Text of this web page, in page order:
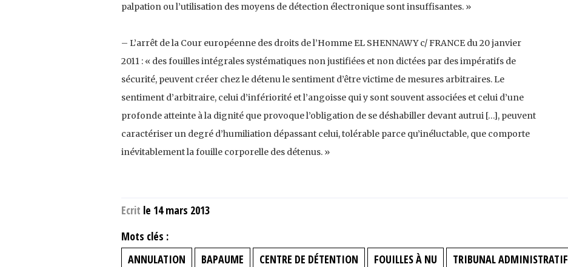
palpation ou l’utilisation des moyens de détection électronique sont insuffisantes. »
– L’arrêt de la Cour européenne des droits de l’Homme EL SHENNAWY c/ FRANCE du 20 janvier
2011 : « des fouilles intégrales systématiques non justifiées et non dictées par des impératifs de
sécurité, peuvent créer chez le détenu le sentiment d’être victime de mesures arbitraires. Le
sentiment d’arbitraire, celui d’infériorité et l’angoisse qui y sont souvent associées et celui d’une
profonde atteinte à la dignité que provoque l’obligation de se déshabiller devant autrui […], peuvent
caractériser un degré d’humiliation dépassant celui, tolérable parce qu’inéluctable, que comporte
inévitablement la fouille corporelle des détenus. »
Ecrit le 14 mars 2013
Mots clés :
ANNULATION
BAPAUME CENTRE DE DÉTENTION FOUILLES À NU TRIBUNAL ADMINISTRATIF